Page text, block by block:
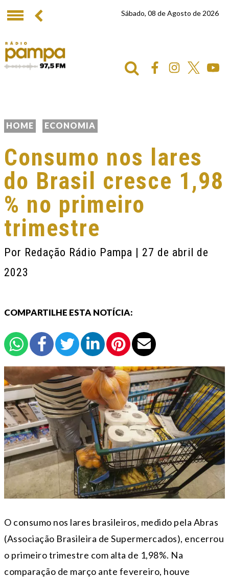
Sábado, 08 de Agosto de 2026
HOME ECONOMIA
Consumo nos lares
do Brasil cresce 1,98
% no primeiro
trimestre
Por Redação Rádio Pampa | 27 de abril de
2023
COMPARTILHE ESTA NOTÍCIA:
O consumo nos lares brasileiros, medido pela Abras
(Associação Brasileira de Supermercados), encerrou
o primeiro trimestre com alta de 1,98%. Na
comparação de março ante fevereiro, houve